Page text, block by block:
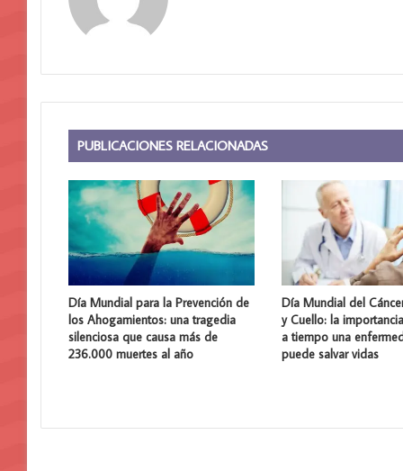
PUBLICACIONES RELACIONADAS
Día Mundial para la Prevención de
los Ahogamientos: una tragedia
silenciosa que causa más de
236.000 muertes al año
Día Mundial del
y Cuello: la
a tiempo una
puede salvar vidas